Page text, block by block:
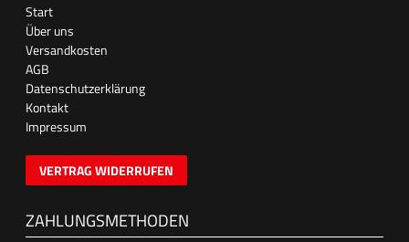
Start
Über uns
Versandkosten
AGB
Datenschutzerklärung
Kontakt
Impressum
VERTRAG WIDERRUFEN
ZAHLUNGSMETHODEN